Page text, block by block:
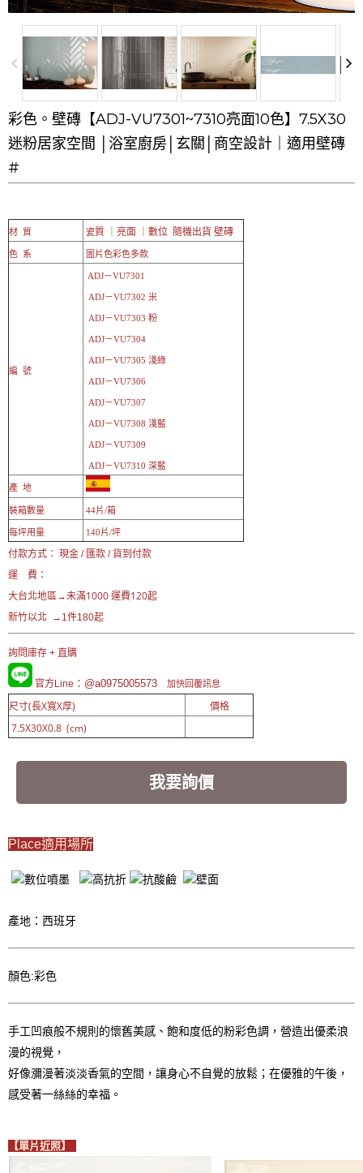
彩色。壁磚【ADJ-VU7301~7310亮面10色】7.5X30
迷粉居家空間 │浴室廚房│玄關│商空設計｜適用壁磚
#
材 質 瓷質 ｜亮面 ｜數位 隨機出貨 壁磚
色 系 圖片色彩色多款
編 號
ADJ－VU7301
ADJ－VU7302 米
ADJ－VU7303 粉
ADJ－VU7304
ADJ－VU7305 淺綠
ADJ－VU7306
ADJ－VU7307
ADJ－VU7308 淺藍
ADJ－VU7309
ADJ－VU7310 深藍
產 地
裝箱數量 44片/箱
每坪用量 140片/坪
付款方式： 現金 / 匯款 / 貨到付款
運 費：
大台北地區→未滿1000 運費120起
新竹以北 →1件180起
詢問庫存 + 直購
官方Line ：@a0975005573 加快回覆訊息
尺寸(長X寬X厚)
價格
7.5X30X0.8 (cm)
我要詢價
Place適用場所
產地：西班牙
顏色:彩色
手工凹痕般不規則的懷舊美感、飽和度低的粉彩色調，營造出優柔浪
漫的視覺，
好像瀰漫著淡淡香氣的空間，讓身心不自覺的放鬆；在優雅的午後，
感受著一絲絲的幸福。
【單片近照】